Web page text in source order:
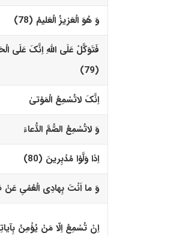
وَ هُوَ الْعَزیزُ الْعَلیمُ (78)‏
فَتَوَکَّلْ عَلَى اللّهِ اِنَّکَ عَلَى
(79)‏
اِنَّکَ لاتُسْمِعُ الْمَوْتیٰ
وَ لاتُسْمِعُ الصُّمَّ الدُّعاءَ
اِذا وَلَّوْا مُدْبِرینَ (80)‏
وَ ما اَنْتَ بِهادِى الْعُمْیِ عَنْ
اِنْ تُسْمِعُ اِلّا مَنْ یُؤْمِنُ